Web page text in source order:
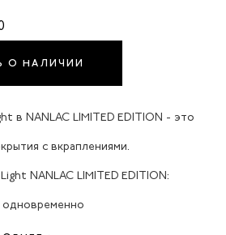
О НАЛИЧИИ
в NANLAC LIMITED EDITION - это
с вкраплениями.
NANLAC LIMITED EDITION:
одновременно